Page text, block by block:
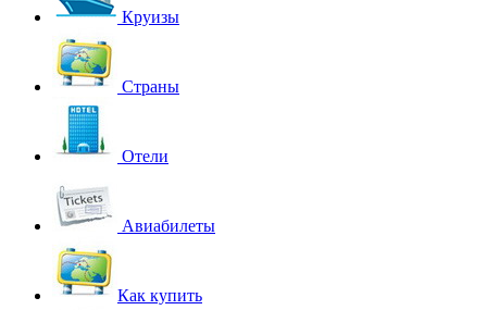
Круизы
Страны
Отели
Авиабилеты
Как купить